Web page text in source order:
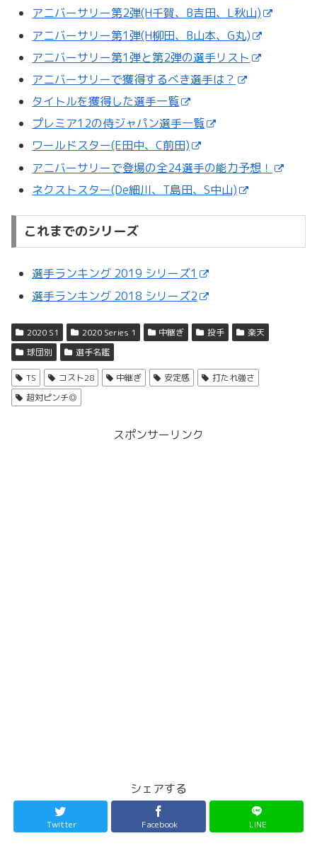
アニバーサリー第2弾(H千賀、B吉田、L秋山)
アニバーサリー第1弾(H柳田、B山本、G丸)
アニバーサリー第1弾と第2弾の選手リスト
アニバーサリーで獲得するべき選手は？
タイトルを獲得した選手一覧
プレミア12の侍ジャパン選手一覧
ワールドスター(E田中、C前田)
アニバーサリーで登場の全24選手の能力予想！
ネクストスター(De細川、T島田、S中山)
これまでのシリーズ
選手ランキング 2019 シリーズ1
選手ランキング 2018 シリーズ2
2020 S1 2020 Series 1 中継ぎ 投手
楽天
球団別
選手名鑑
TS コスト28 中継ぎ 安定感
打たれ強さ
超対ピンチ◎
スポンサーリンク
シェアする
Twitter Facebook LINE